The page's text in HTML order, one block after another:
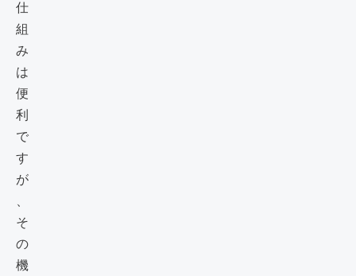
仕
組
み
は
便
利
で
す
が
、
そ
の
機